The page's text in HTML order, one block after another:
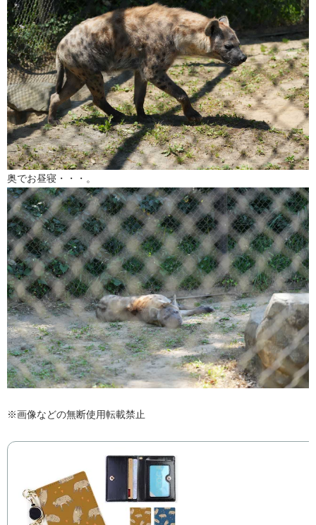
奥でお昼寝・・・。
※画像などの無断使用転載禁止